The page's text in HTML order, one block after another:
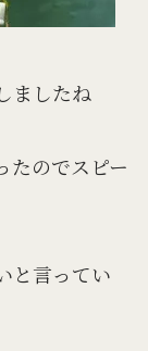
ましたね
たのでスピー
と言ってい